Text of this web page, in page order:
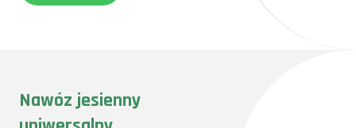
Nawóz jesienny